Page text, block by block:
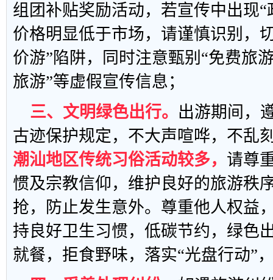
组团补贴奖励活动，若宣传中出现
价格明显低于市场，请谨慎识别，
价游”陷阱，同时注意甄别“免费旅
旅游”等虚假宣传信息；
三、文明绿色出行。 出游期间，
古迹保护规定，不大声喧哗，不乱
潮汕地区传统习俗活动较多， 请尊
惯及宗教信仰，维护良好的旅游秩
抢，防止发生意外。尊重他人权益
持良好卫生习惯，低碳节约，绿色
就餐，拒食野味，落实“光盘行动”